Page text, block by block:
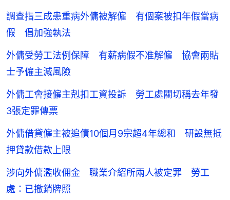
調查指三成患重病外傭被解僱 有個案被扣年假當病
假 倡加強執法
外傭受勞工法例保障 有薪病假不准解僱 協會兩貼
士予僱主減風險
外傭工會接僱主剋扣工資投訴 勞工處關切稱去年發
3張定罪傳票
外傭借貸僱主被追債10個月9宗超4年總和 研設無抵
押貸款借款上限
涉向外傭濫收佣金 職業介紹所兩人被定罪 勞工
處：已撤銷牌照